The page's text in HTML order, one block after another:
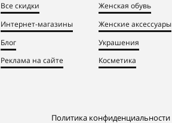
Все скидки
Интернет-магазины
Блог
Реклама на сайте
Женская обувь
Женские аксессуары
Украшения
Косметика
Политика конфиденциальности